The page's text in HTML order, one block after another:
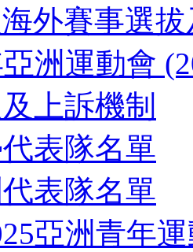
外賽事選
洲運動會
上訴機制
表隊名單
表隊名單
亞洲青年